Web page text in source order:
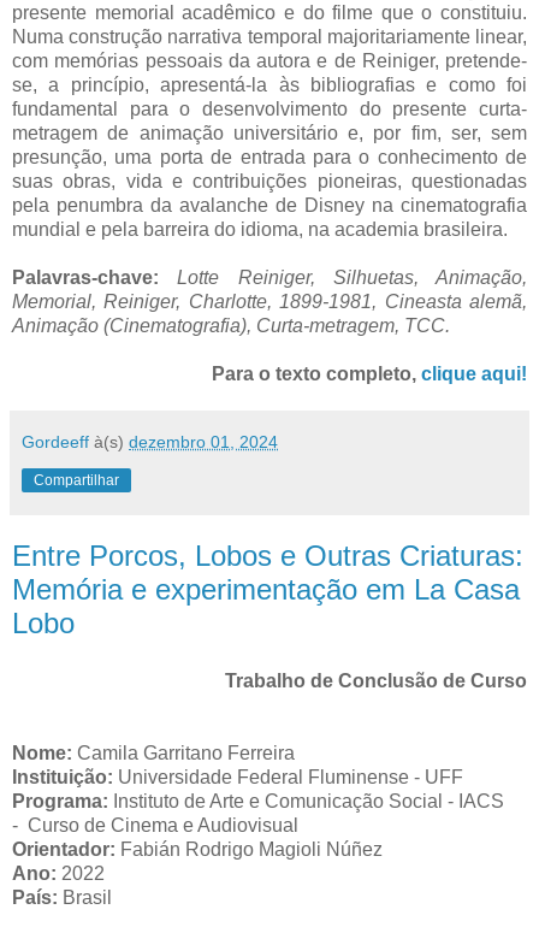
presente memorial acadêmico e do filme que o constituiu.
Numa construção narrativa temporal majoritariamente linear,
com memórias pessoais da autora e de Reiniger, pretende-
se, a princípio, apresentá-la às bibliografias e como foi
fundamental para o desenvolvimento do presente curta-
metragem de animação universitário e, por fim, ser, sem
presunção, uma porta de entrada para o conhecimento de
suas obras, vida e contribuições pioneiras, questionadas
pela penumbra da avalanche de Disney na cinematografia
mundial e pela barreira do idioma, na academia brasileira.
Palavras-chave:Lotte Reiniger, Silhuetas, Animação,
Memorial, Reiniger, Charlotte, 1899-1981, Cineasta alemã,
Animação (Cinematografia), Curta-metragem, TCC.
Para o texto completo, clique aqui!
Gordeeff à(s) dezembro 01, 2024
Compartilhar
Entre Porcos, Lobos e Outras Criaturas:
Memória e experimentação em La Casa
Lobo
Trabalho de Conclusão de Curso
Nome: Camila Garritano Ferreira
Instituição: Universidade Federal Fluminense - UFF
Programa: Instituto de Arte e Comunicação Social - IACS
- Curso de Cinema e Audiovisual
Orientador: Fabián Rodrigo Magioli Núñez
Ano: 2022
País: Brasil